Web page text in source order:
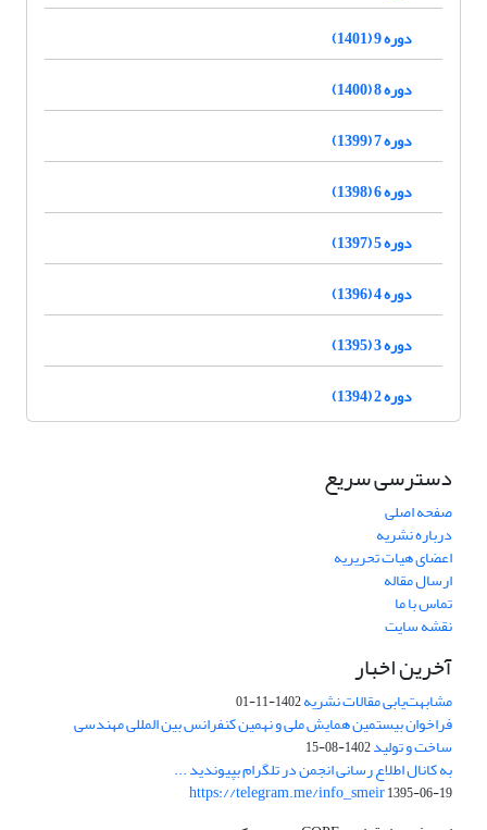
دوره 9 (1401)
دوره 8 (1400)
دوره 7 (1399)
دوره 6 (1398)
دوره 5 (1397)
دوره 4 (1396)
دوره 3 (1395)
دوره 2 (1394)
دسترسی سریع
صفحه اصلی
درباره نشریه
اعضای هیات تحریریه
ارسال مقاله
تماس با ما
نقشه سایت
آخرین اخبار
مشابهت‌یابی مقالات نشریه1402-11-01
فراخوان بیستمین همایش ملی و نهمین کنفرانس بین المللی مهندسی
ساخت و تولید1402-08-15
به کانال اطلاع رسانی انجمن در تلگرام بپیوندید ...
https://telegram.me/info_smeir1395-06-19